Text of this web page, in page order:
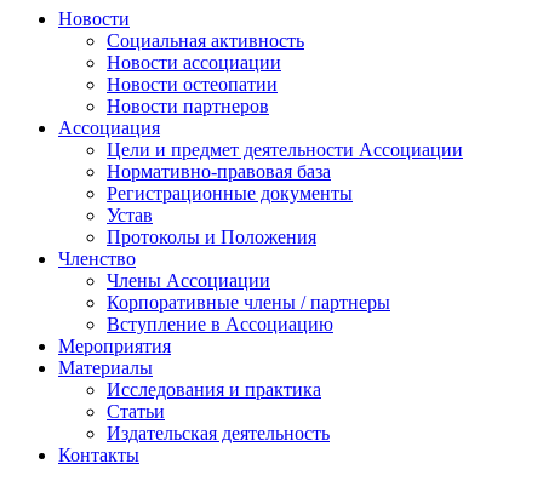
Новости
Социальная активность
Новости ассоциации
Новости остеопатии
Новости партнеров
Ассоциация
Цели и предмет деятельности Ассоциации
Нормативно-правовая база
Регистрационные документы
Устав
Протоколы и Положения
Членство
Члены Ассоциации
Корпоративные члены / партнеры
Вступление в Ассоциацию
Мероприятия
Материалы
Исследования и практика
Статьи
Издательская деятельность
Контакты